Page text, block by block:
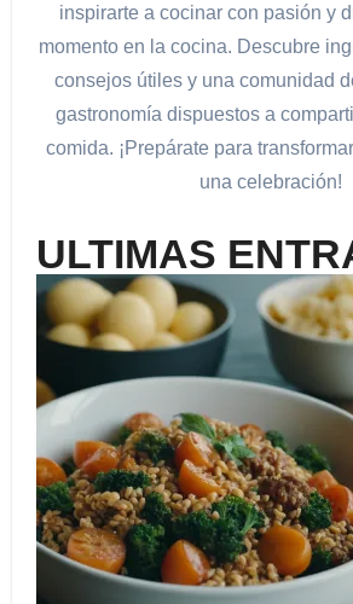
inspirarte a cocinar con pasión y
momento en la cocina. Descubre
consejos útiles y una comunidad
gastronomía dispuestos a
comida. ¡Prepárate para
una celebración!
ULTIMAS